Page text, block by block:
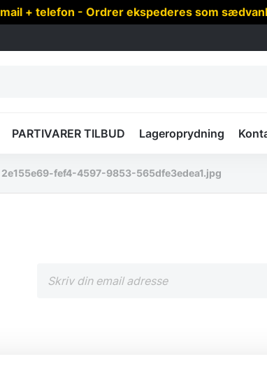
+ telefon - Ordrer ekspederes som
PARTIVARER TILBUD Lageroprydning
2e155e69-fef4-4597-9853-565dfe3edea1.jpg